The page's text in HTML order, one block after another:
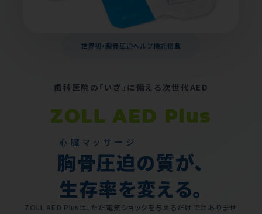
世界初・胸骨圧迫ヘルプ機能搭載
歯科医院の「いざ」に備える次世代AED
ZOLL AED Plus
胸骨圧迫
心臓マッサージ
の質が、
生存率を変える。
ZOLL AED Plusは、ただ電気ショックを与えるだけではありませ